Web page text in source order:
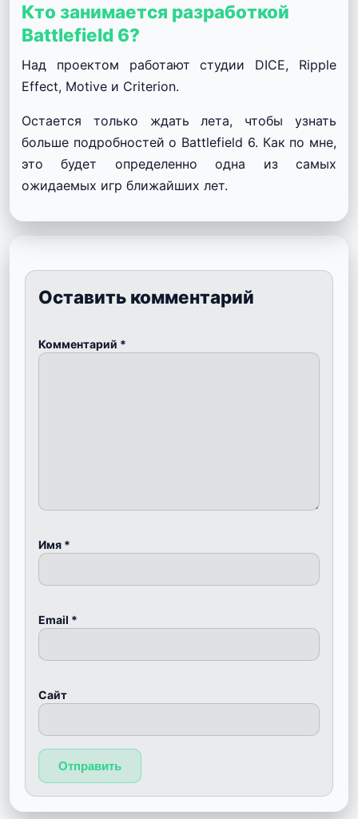
Кто занимается разработкой
Battlefield 6?
Над проектом работают студии DICE, Ripple
Effect, Motive и Criterion.
Остается только ждать лета, чтобы узнать
больше подробностей о Battlefield 6. Как по мне,
это будет определенно одна из самых
ожидаемых игр ближайших лет.
Оставить комментарий
Комментарий *
Имя *
Email *
Сайт